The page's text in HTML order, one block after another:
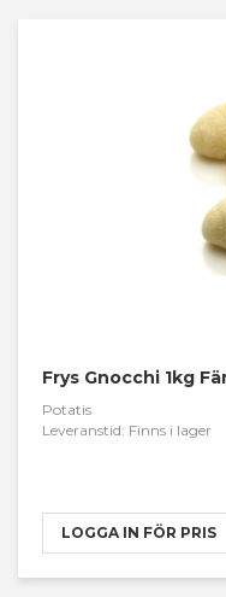
Frys Gnocchi 1kg
Potatis
Leveranstid: Finns i lager
LOGGA IN FÖR PRIS